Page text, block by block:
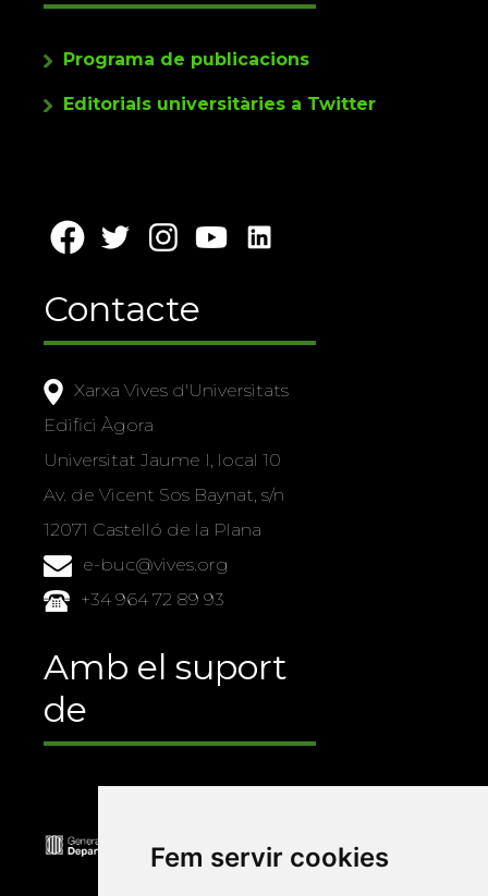
Fem servir cookies
Programa de publicacions
Editorials universitàries a Twitter
Contacte
Xarxa Vives d'Universitats
Edifici Àgora
Universitat Jaume I, local 10
Av. de Vicent Sos Baynat, s/n
12071 Castelló de la Plana
e-buc@vives.org
+34 964 72 89 93
Amb el suport
de